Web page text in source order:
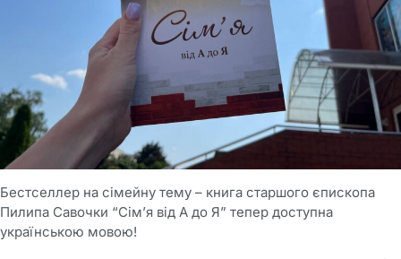
Бестселлер на сімейну тему – книга старшого єпископа
Пилипа Савочки “Сім’я від А до Я” тепер доступна
українською мовою!